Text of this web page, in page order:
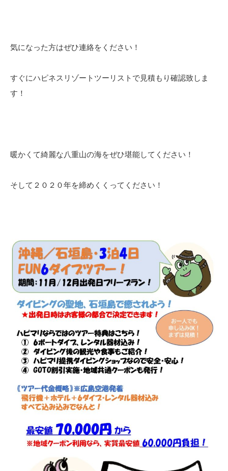
気になった方はぜひ連絡をください！
すぐにハピネスリゾートツーリストで見積もり確認致しま
す！
暖かくて綺麗な八重山の海をぜひ堪能してください！
そして２０２０年を締めくくってください！